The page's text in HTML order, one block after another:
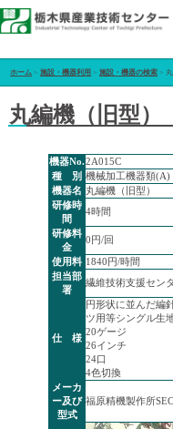
ホーム >施設・機器利用 >施設・機器の検索 >
丸編機（旧型）
機器No.2A015C
種 別 機械加工機器類(A)
機器名 丸編機（旧型）
研修時
間
4時間
研修料
金
0円/回
使用料 1840円/時間
担当部
署
繊維技術支援セン
仕 様
円形状に並んだ編
ツ用等シングル生
20ゲージ
26インチ
24口
4色切換
メーカ
ー及び
型式
福原精機製作所